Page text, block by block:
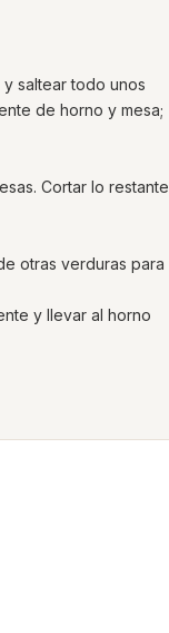
saltear todo unos
de horno y mesa;
Cortar lo restante
otras verduras para
y llevar al horno